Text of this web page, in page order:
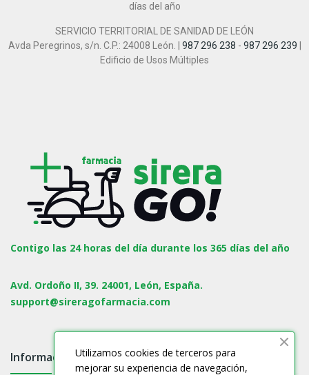
días del año
SERVICIO TERRITORIAL DE SANIDAD DE LEÓN
Avda Peregrinos, s/n. C.P.: 24008 León. | 987 296 238 - 987 296 239
Edificio de Usos Múltiples
Contigo las 24 horas del día durante los 365 días del año
Avd. Ordoño II, 39. 24001, León, España.
support@sireragofarmacia.com
Información
Utilizamos cookies de terceros para
mejorar su experiencia de navegación,